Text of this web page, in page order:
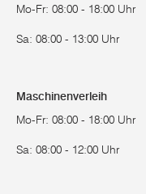
Mo-Fr: 08:00 - 18:00 Uhr
Sa: 08:00 - 13:00 Uhr
Maschinenverleih
Mo-Fr: 08:00 - 18:00 Uhr
Sa: 08:00 - 12:00 Uhr